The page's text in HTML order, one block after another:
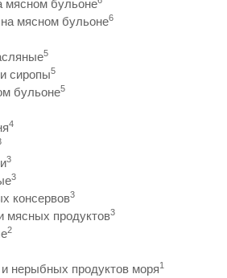
бульоне
мясном бульоне6
5
сиропы5
бульоне5
4
3
3
консервов3
мясных продуктов3
2
нерыбных продуктов моря1